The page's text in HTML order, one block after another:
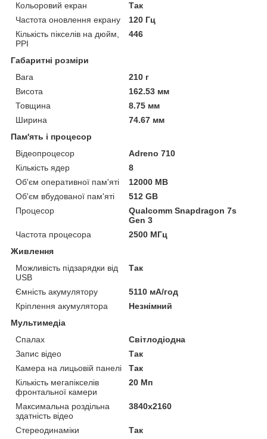
Кольоровий екран
Так
Частота оновлення екрану
120 Гц
Кількість пікселів на дюйм,
PPI
446
Габаритні розміри
Вага
210 г
Висота
162.53 мм
Товщина
8.75 мм
Ширина
74.67 мм
Пам'ять і процесор
Відеопроцесор
Adreno 710
Кількість ядер
8
Об'єм оперативної пам'яті
12000 MB
Об'єм вбудованої пам'яті
512 GB
Процесор
Qualcomm Snapdragon 7s
Gen 3
Частота процесора
2500 МГц
Живлення
Можливість підзарядки від
USB
Так
Ємність акумулятору
5110 мА/год
Кріплення акумулятора
Незнімний
Мультимедіа
Спалах
Світлодіодна
Запис відео
Так
Камера на лицьовій панелі
Так
Кількість мегапікселів
фронтальної камери
20 Мп
Максимальна роздільна
здатність відео
3840x2160
Стереодинаміки
Так